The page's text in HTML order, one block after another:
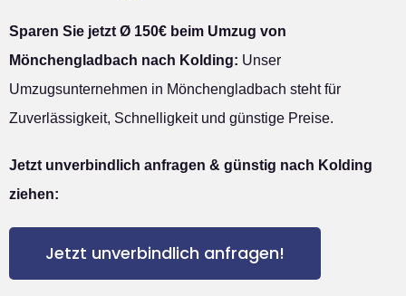
Sparen Sie jetzt Ø 150€ beim Umzug von
Mönchengladbach nach Kolding: Unser
Umzugsunternehmen in Mönchengladbach steht für
Zuverlässigkeit, Schnelligkeit und günstige Preise.
Jetzt unverbindlich anfragen & günstig nach Kolding
ziehen:
Jetzt unverbindlich anfragen!